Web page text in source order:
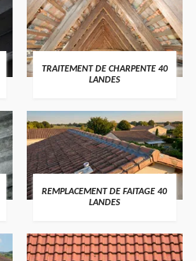
TRAITEMENT DE CHARPENTE 40
LANDES
REMPLACEMENT DE FAITAGE 40
LANDES